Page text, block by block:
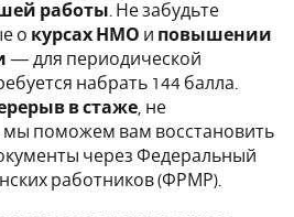
работы . Не забудьте
о курсах НМО и повышении
— для периодической
набрать 144 балла.
в стаже , не
поможем вам восстановить
через Федеральный
работников (ФРМР).